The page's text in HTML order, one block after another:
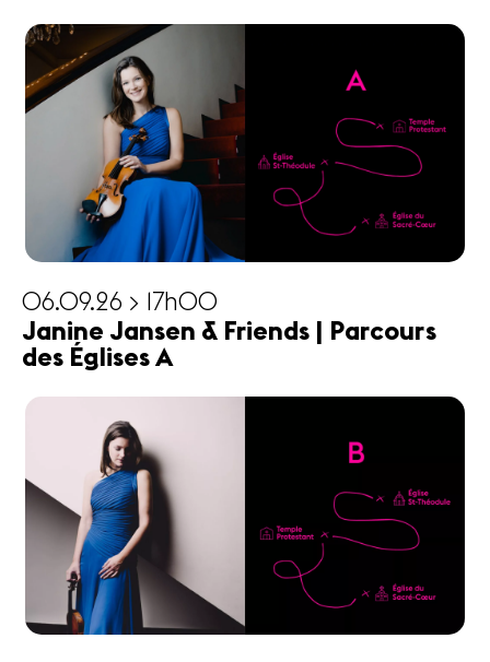
06.09.26 > 17h00
Janine Jansen & Friends | Parcours
des Églises A